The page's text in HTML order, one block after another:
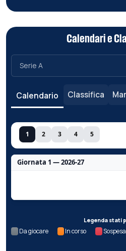
Calendari e
Calendario Classifica
1 2 3 4 5
Giornata 1 — 2026-27
Legenda stati
Da giocare In corso Sospesa